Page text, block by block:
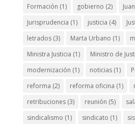
Formación (1) gobierno (2)
Jurisprudencia (1) justicia (4)
letrados(3) Marta Urbano (1)
Ministra Justicia (1) Ministro de
modernización (1) noticias(1)
reforma (2) reforma oficina (1)
retribuciones(3) reunión (5)
sindicalismo (1) sindicato (1)